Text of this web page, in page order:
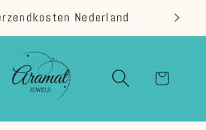
Nederland